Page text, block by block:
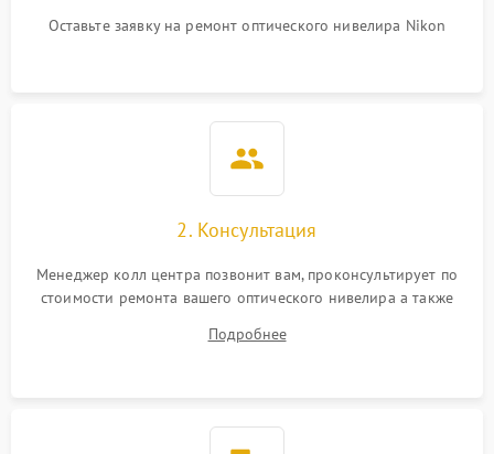
Оставьте заявку на ремонт оптического нивелира Nikon
2. Консультация
Менеджер колл центра позвонит вам, проконсультирует по
стоимости ремонта вашего оптического нивелира а также
Подробнее